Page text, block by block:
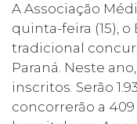
A Associação
quinta-feira (15), o
tradicional
Paraná. Neste
inscritos. Serão
concorrerão a